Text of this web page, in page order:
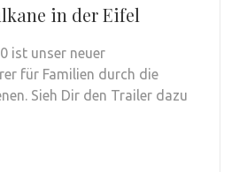
in der Eifel
ist unser neuer
für Familien durch die
Sieh Dir den Trailer dazu